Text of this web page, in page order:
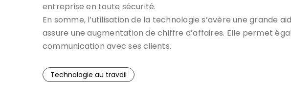
entreprise en toute sécurité.
En somme, l’utilisation de la technologie s’avère une grande
assure une augmentation de chiffre d’affaires. Elle permet
communication avec ses clients.
Technologie au travail